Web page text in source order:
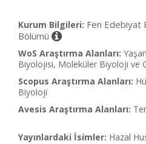
Kurum Bilgileri: Fen Edebiyat
Bölümü
WoS Araştırma Alanları:
Biyolojisi, Moleküler Biyoloji ve
Scopus Araştırma Alanları:
Biyoloji
Avesis Araştırma Alanları:
Yayınlardaki İsimler: Hazal